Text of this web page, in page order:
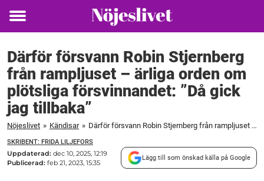
Toggle
Därför försvann Robin Stjernberg
från rampljuset – ärliga orden om
plötsliga försvinnandet: ”Då gick
jag tillbaka”
Nöjeslivet » Kändisar » Därför försvann Robin Stjernberg från rampljuset – ärliga orden om plötsliga försvinnandet: "Då gick jag tillbaka"
SKRIBENT: FRIDA LILJEFORS
Uppdaterad: dec 10, 2025, 12:19
Publicerad: feb 21, 2023, 15:35
Lägg till som önskad källa på Google